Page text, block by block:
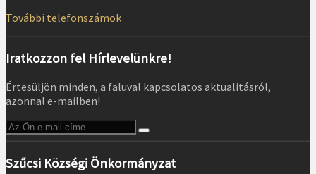
További telefonszámok
Iratkozzon fel Hírlevelünkre!
Értesüljön minden, a faluval kapcsolatos aktualitásról,
azonnal e-mailben!
Szűcsi Községi Önkormányzat